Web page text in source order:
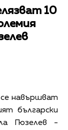
10
навършват
български
Гюзелев -